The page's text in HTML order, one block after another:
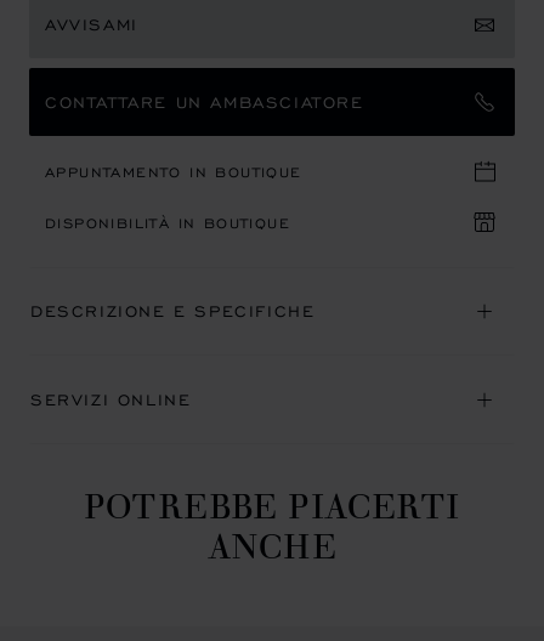
AVVISAMI
CONTATTARE UN AMBASCIATORE
APPUNTAMENTO IN BOUTIQUE
DISPONIBILITÀ IN BOUTIQUE
DESCRIZIONE E SPECIFICHE
SERVIZI ONLINE
POTREBBE PIACERTI
ANCHE